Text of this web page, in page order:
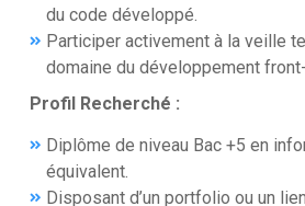
du code développé.
Participer activement à la veille
domaine du développement
Profil Recherché :
Diplôme de niveau Bac +5 en
équivalent.
Disposant d’un portfolio ou un